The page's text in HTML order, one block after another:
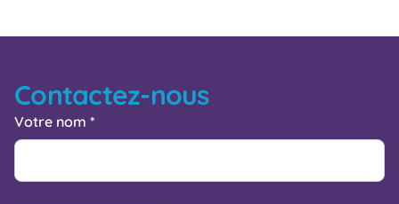
Contactez-nous
Votre nom *